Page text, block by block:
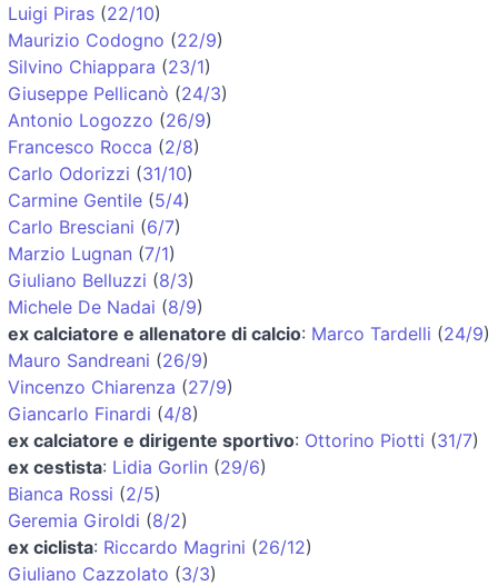
Luigi Piras (22/10)
Maurizio Codogno (22/9)
Silvino Chiappara (23/1)
Giuseppe Pellicanò (24/3)
Antonio Logozzo (26/9)
Francesco Rocca (2/8)
Carlo Odorizzi (31/10)
Carmine Gentile (5/4)
Carlo Bresciani (6/7)
Marzio Lugnan (7/1)
Giuliano Belluzzi (8/3)
Michele De Nadai (8/9)
ex calciatore e allenatore di calcio: Marco Tardelli (24/9)
Mauro Sandreani (26/9)
Vincenzo Chiarenza (27/9)
Giancarlo Finardi (4/8)
ex calciatore e dirigente sportivo: Ottorino Piotti (31/7)
ex cestista: Lidia Gorlin (29/6)
Bianca Rossi (2/5)
Geremia Giroldi (8/2)
ex ciclista: Riccardo Magrini (26/12)
Giuliano Cazzolato (3/3)